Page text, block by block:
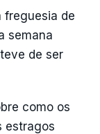
freguesia de
semana
de ser
como os
estragos